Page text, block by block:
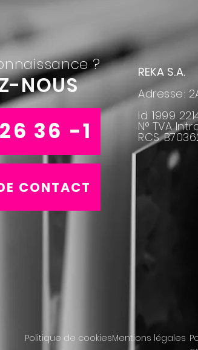
?
NOUS
36 -1
CONTACT
REKA S.A.
Adresse:
Id. 1999
N° TVA
RCS.
Politique de cookiesMentions légales